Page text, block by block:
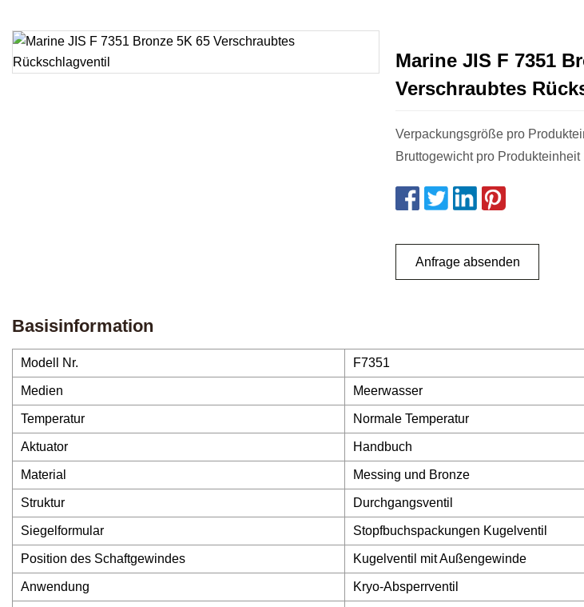
Marine JIS F 7351
Verschraubtes
Verpackungsgröße pro
Bruttogewicht pro
Anfrage absenden
Basisinformation
Modell Nr. F7351
Medien Meerwasser
Temperatur Normale Temperatur
Aktuator Handbuch
Material Messing und Bronze
Struktur Durchgangsventil
Siegelformular Stopfbuchspackungen Kugelventil
Position des Schaftgewindes Kugelventil mit Außengewinde
Anwendung Kryo-Absperrventil